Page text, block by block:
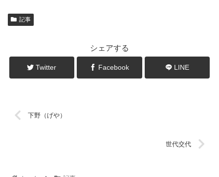
記事
シェアする
Twitter Facebook LINE
下野（げや）
世代交代